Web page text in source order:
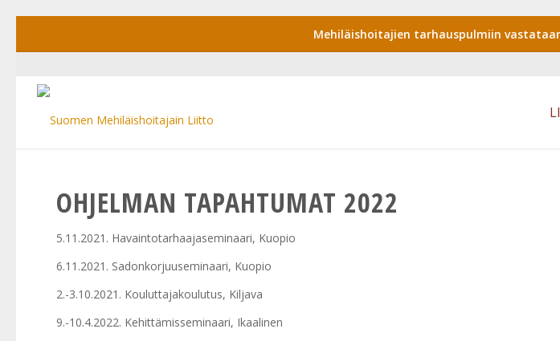
Mehiläishoitajien tarhauspulmiin
OHJELMAN TAPAHTUMAT 2022
5.11.2021. Havaintotarhaajaseminaari, Kuopio
6.11.2021. Sadonkorjuuseminaari, Kuopio
2.-3.10.2021. Kouluttajakoulutus, Kiljava
9.-10.4.2022. Kehittämisseminaari, Ikaalinen